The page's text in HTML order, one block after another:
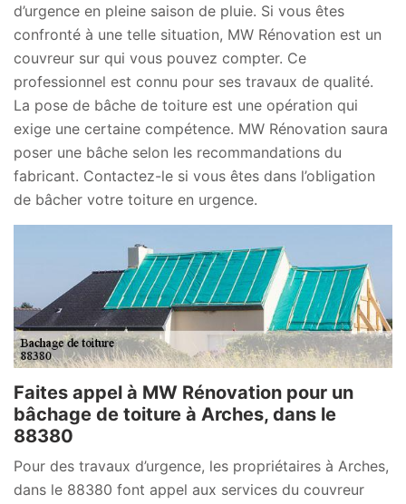
d’urgence en pleine saison de pluie. Si vous êtes
confronté à une telle situation, MW Rénovation est un
couvreur sur qui vous pouvez compter. Ce
professionnel est connu pour ses travaux de qualité.
La pose de bâche de toiture est une opération qui
exige une certaine compétence. MW Rénovation saura
poser une bâche selon les recommandations du
fabricant. Contactez-le si vous êtes dans l’obligation
de bâcher votre toiture en urgence.
Faites appel à MW Rénovation pour un
bâchage de toiture à Arches, dans le
88380
Pour des travaux d’urgence, les propriétaires à Arches,
dans le 88380 font appel aux services du couvreur